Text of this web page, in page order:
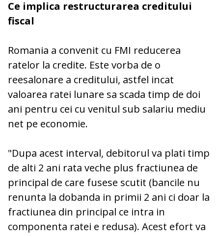
Ce implica restructurarea creditului
fiscal
Romania a convenit cu FMI reducerea
ratelor la credite. Este vorba de o
reesalonare a creditului, astfel incat
valoarea ratei lunare sa scada timp de doi
ani pentru cei cu venitul sub salariu mediu
net pe economie.
"Dupa acest interval, debitorul va plati timp
de alti 2 ani rata veche plus fractiunea de
principal de care fusese scutit (bancile nu
renunta la dobanda in primii 2 ani ci doar la
fractiunea din principal ce intra in
componenta ratei e redusa). Acest efort va